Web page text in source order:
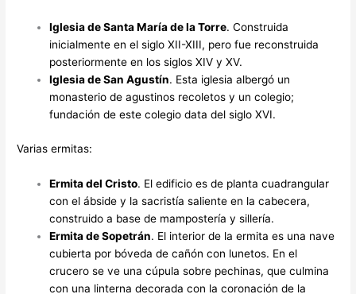
Iglesia de Santa María de la Torre. Construida
inicialmente en el siglo XII-XIII, pero fue reconstruida
posteriormente en los siglos XIV y XV.
Iglesia de San Agustín. Esta iglesia albergó un
monasterio de agustinos recoletos y un colegio;
fundación de este colegio data del siglo XVI.
Varias ermitas:
Ermita del Cristo. El edificio es de planta cuadrangular
con el ábside y la sacristía saliente en la cabecera,
construido a base de mampostería y sillería.
Ermita de Sopetrán. El interior de la ermita es una nave
cubierta por bóveda de cañón con lunetos. En el
crucero se ve una cúpula sobre pechinas, que culmina
con una linterna decorada con la coronación de la